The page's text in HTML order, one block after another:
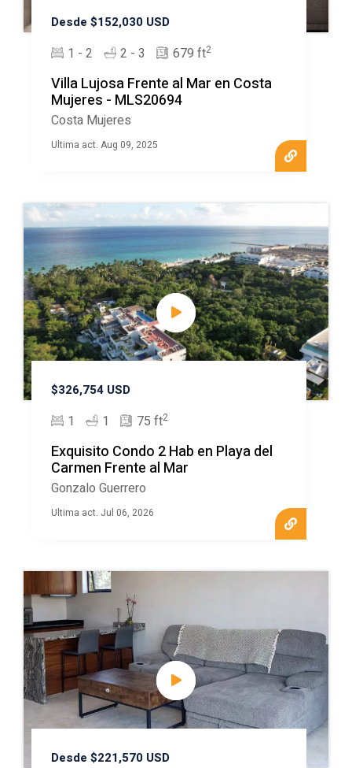
Desde $152,030 USD
1 - 2 2 - 3 679 ft2
Villa Lujosa Frente al Mar en Costa
Mujeres - MLS20694
Costa Mujeres
Ultima act. Aug 09, 2025
$326,754 USD
1 1 75 ft2
Exquisito Condo 2 Hab en Playa del
Carmen Frente al Mar
Gonzalo Guerrero
Ultima act. Jul 06, 2026
Desde $221,570 USD